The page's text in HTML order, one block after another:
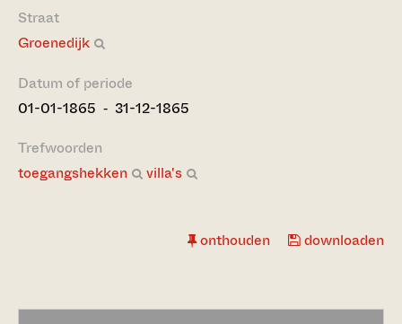
Straat
Groenedijk
Datum of periode
01-01-1865 ‐ 31-12-1865
Trefwoorden
toegangshekken
villa's
onthouden downloaden